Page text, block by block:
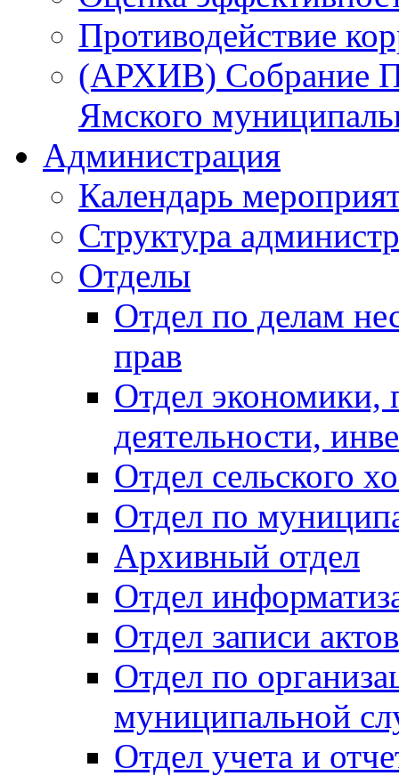
Противодействие
(АРХИВ) Собрание
Ямского
Администрация
Календарь
Структура
Отделы
Отдел по делам
прав
Отдел экономики,
деятельности,
Отдел сельского
Отдел по
Архивный отдел
Отдел
Отдел записи
Отдел по
муниципальной
Отдел учета и